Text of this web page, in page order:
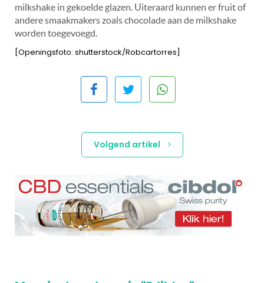
milkshake in gekoelde glazen. Uiteraard kunnen er fruit of
andere smaakmakers zoals chocolade aan de milkshake
worden toegevoegd.
[Openingsfoto: shutterstock/Robcartorres]
Volgend artikel